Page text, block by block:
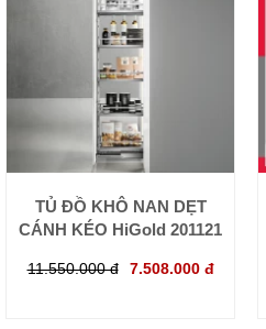
TỦ ĐỒ KHÔ NAN DẸT
CÁNH KÉO HiGold 201121
11.550.000 đ 7.508.000 đ